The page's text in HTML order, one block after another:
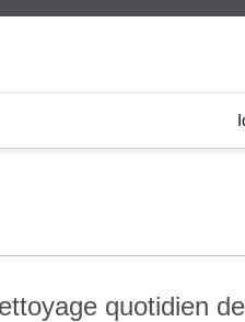
quotidien